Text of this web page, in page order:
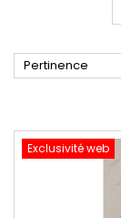
Pertinence
Exclusivité web